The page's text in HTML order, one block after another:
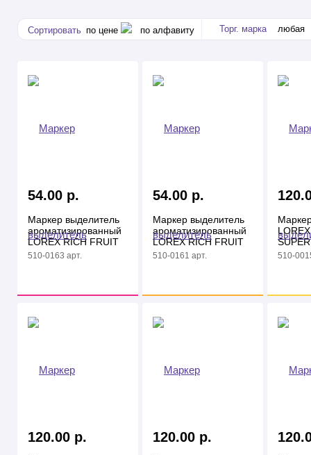
Сортировать по цене по алфавиту Торг. марка любая
54.00 р.
Маркер выделитель
ароматизированный
LOREX RICH FRUIT
1-3,5 мм оранжевый,
510-0163 арт.
54.00 р.
Маркер выделитель
ароматизированный
LOREX RICH FRUIT
1-3,5 мм желтый.
510-0161 арт. 510-
120.00 р. 120.00 р.